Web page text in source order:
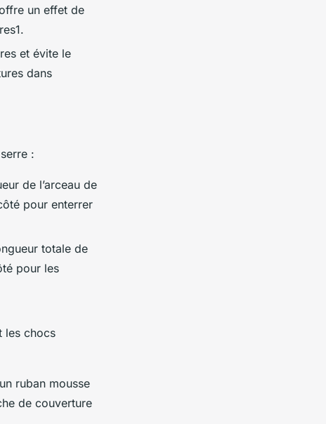
un effet de
et évite le
dans
:
de l’arceau de
pour enterrer
totale de
pour les
les chocs
ruban mousse
de couverture